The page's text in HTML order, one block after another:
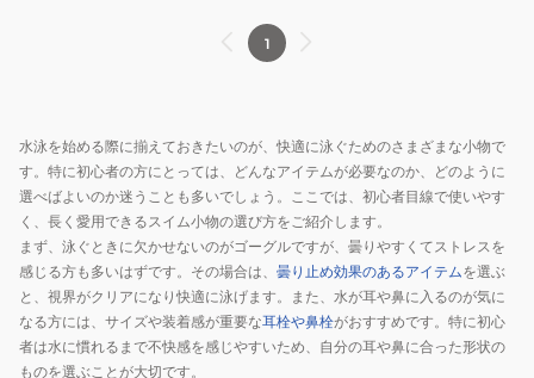
1
水泳を始める際に揃えておきたいのが、快適に泳ぐためのさまざまな小物で
す。特に初心者の方にとっては、どんなアイテムが必要なのか、どのように
選べばよいのか迷うことも多いでしょう。ここでは、初心者目線で使いやす
く、長く愛用できるスイム小物の選び方をご紹介します。
まず、泳ぐときに欠かせないのがゴーグルですが、曇りやすくてストレスを
感じる方も多いはずです。その場合は、 曇り止め効果のあるアイテムを選ぶ
と、視界がクリアになり快適に泳げます。また、水が耳や鼻に入るのが気に
なる方には、サイズや装着感が重要な耳栓や鼻栓がおすすめです。特に初心
者は水に慣れるまで不快感を感じやすいため、自分の耳や鼻に合った形状の
ものを選ぶことが大切です。